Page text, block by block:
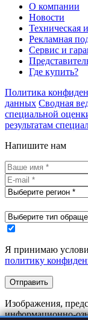
О компании
Новости
Техническая
Рекламная
Сервис и
Где купить?
Политика
данных Сводная
специальной
результатам
Напишите нам
Я принимаю
политику
Отправить
Изображения,
информационно-